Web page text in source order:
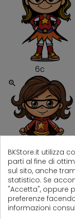
6c
zoom_in
7
zoom_in
BKStore.it utilizza
parti al fine di
sul sito, anche
statistico. Se
"Accetta", oppure
preferenze
informazioni